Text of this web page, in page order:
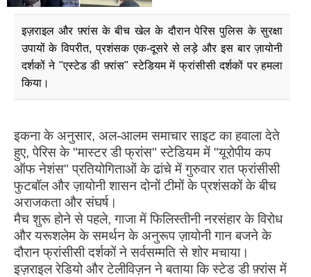
इज़राइल और फ़्रांस के बीच खेल के दौरान पेरिस पुलिस के सुरक्षा
उपायों के विपरीत, प्रशंसक एक-दूसरे से लड़े और इस बार ज़ायोनी
दर्शकों ने "एस्टेड डी फ़्रांस" स्टेडियम में फ्रांसीसी दर्शकों पर हमला
किया।
इकना के अनुसार, अल-आलम समाचार साइट का हवाला देते
हुए, पेरिस के "मास्टर डी फ्रांस" स्टेडियम में "यूरोपीय कप
ऑफ नेशंस" प्रतियोगिताओं के ढांचे में गुरुवार रात फ्रांसीसी
फुटबॉल और ज़ायोनी शासन दोनों टीमों के प्रशंसकों के बीच
अराजकता और संघर्ष।
मैच शुरू होने से पहले, गाजा में फिलिस्तीनी नरसंहार के विरोध
और यरूशलेम के समर्थन के अनुरूप ज़ायोनी गान बजने के
दौरान फ्रांसीसी दर्शकों ने सर्वसम्मति से शोर मचाया।
इज़राइल रेडियो और टेलीविज़न ने बताया कि स्टेड डी फ़्रांस में